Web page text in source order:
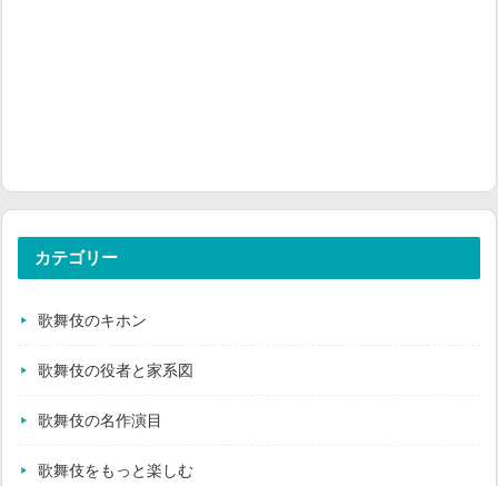
カテゴリー
歌舞伎のキホン
歌舞伎の役者と家系図
歌舞伎の名作演目
歌舞伎をもっと楽しむ